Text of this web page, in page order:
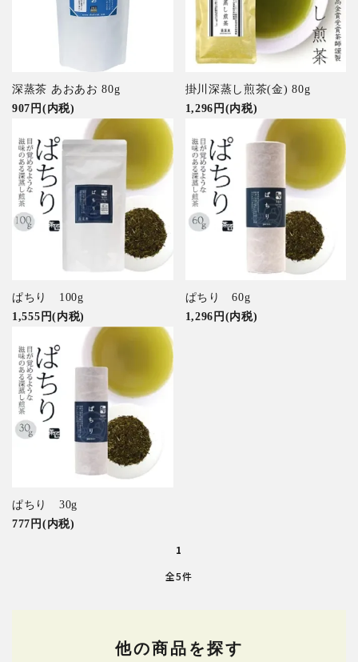
特集アイテムから探す
深蒸茶 あおあお 80g
907円(内税)
掛川深蒸し煎茶(金) 80g
1,296円(内税)
ぱちり 100g
1,555円(内税)
ぱちり 60g
1,296円(内税)
ぱちり 30g
777円(内税)
1
全5件
他の商品を探す